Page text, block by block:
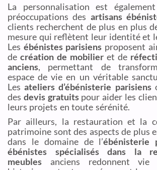
La personnalisation est
préoccupations des artisans
clients recherchent de plus en plus
mesure qui reflètent leur identité et
Les ébénistes parisiens proposent
de création de mobilier et de
anciens, permettant de
espace de vie en un véritable
Lesateliers d’ébénisterie parisiens
des devis gratuitspour aider les
leurs projets en toute sérénité.
Par ailleurs, la restauration et la
patrimoine sont des aspects de plus
dans le domaine de l’ébénisterie
ébénistes spécialisés dans la
meubles anciens redonnent vie